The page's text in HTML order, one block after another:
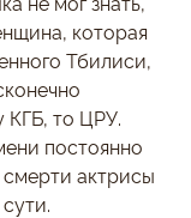
которая
Тбилиси,
КГБ, то ЦРУ.
постоянно
актрисы